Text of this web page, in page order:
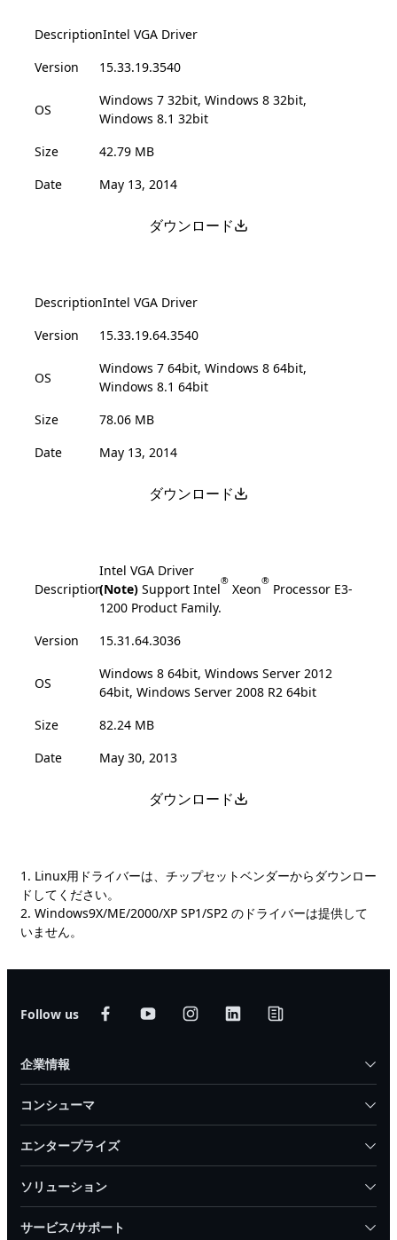
DescriptionIntel VGA Driver
Version
15.33.19.3540
OS
Windows 7 32bit, Windows 8 32bit,
Windows 8.1 32bit
Size
42.79 MB
Date
May 13, 2014
ダウンロード
DescriptionIntel VGA Driver
Version
15.33.19.64.3540
OS
Windows 7 64bit, Windows 8 64bit,
Windows 8.1 64bit
Size
78.06 MB
Date
May 13, 2014
ダウンロード
Description
Intel VGA Driver
(Note) Support Intel® Xeon® Processor E3-
1200 Product Family.
Version
15.31.64.3036
OS
Windows 8 64bit, Windows Server 2012
64bit, Windows Server 2008 R2 64bit
Size
82.24 MB
Date
May 30, 2013
ダウンロード
1. Linux用ドライバーは、チップセットベンダーからダウンロー
ドしてください。
2. Windows9X/ME/2000/XP SP1/SP2 のドライバーは提供して
いません。
Follow us
企業情報
コンシューマ
エンタープライズ
ソリューション
サービス/サポート